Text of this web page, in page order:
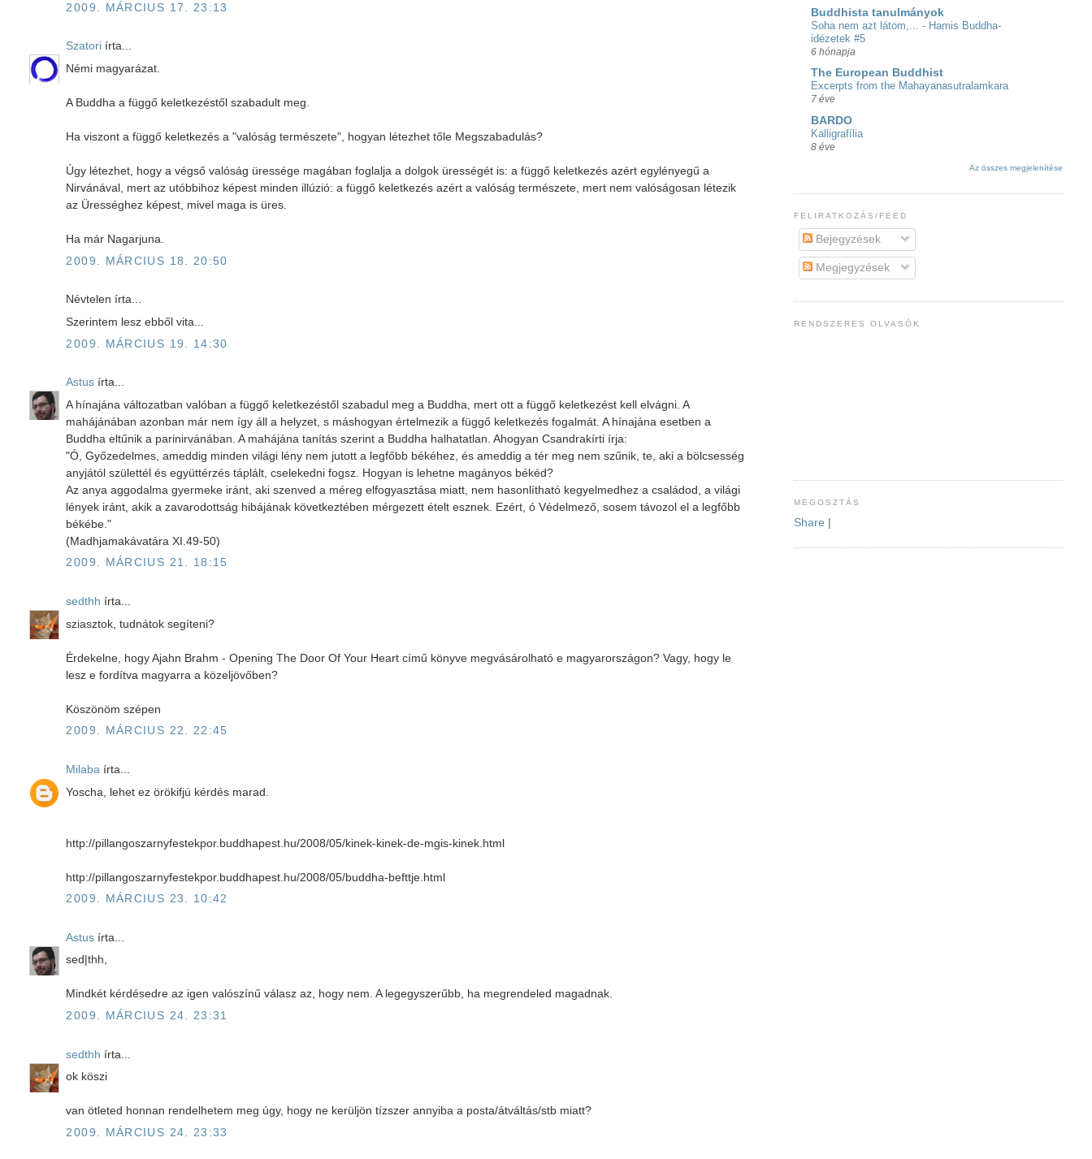
2009. MÁRCIUS 17. 23:13
Szatori írta...
Némi magyarázat.
A Buddha a függő keletkezéstől szabadult meg.
Ha viszont a függő keletkezés a "valóság természete", hogyan létezhet tőle Megszabadulás?
Úgy létezhet, hogy a végső valóság üressége magában foglalja a dolgok ürességét is: a függő keletkezés azért egylényegű a
Nirvánával, mert az utóbbihoz képest minden illúzió: a függő keletkezés azért a valóság természete, mert nem valóságosan létezik
az Ürességhez képest, mivel maga is üres.
Ha már Nagarjuna.
2009. MÁRCIUS 18. 20:50
Névtelen írta...
Szerintem lesz ebből vita...
2009. MÁRCIUS 19. 14:30
Astus írta...
A hínajána változatban valóban a függő keletkezéstől szabadul meg a Buddha, mert ott a függő keletkezést kell elvágni. A
mahájánában azonban már nem így áll a helyzet, s máshogyan értelmezik a függő keletkezés fogalmát. A hínajána esetben a
Buddha eltűnik a parinirvánában. A mahájána tanítás szerint a Buddha halhatatlan. Ahogyan Csandrakírti írja:
"Ó, Győzedelmes, ameddig minden világi lény nem jutott a legfőbb békéhez, és ameddig a tér meg nem szűnik, te, aki a bölcsesség
anyjától születtél és együttérzés táplált, cselekedni fogsz. Hogyan is lehetne magányos békéd?
Az anya aggodalma gyermeke iránt, aki szenved a méreg elfogyasztása miatt, nem hasonlítható kegyelmedhez a családod, a világi
lények iránt, akik a zavarodottság hibájának következtében mérgezett ételt esznek. Ezért, ó Védelmező, sosem távozol el a legfőbb
békébe."
(Madhjamakávatára XI.49-50)
2009. MÁRCIUS 21. 18:15
sedthh írta...
sziasztok, tudnátok segíteni?
Érdekelne, hogy Ajahn Brahm - Opening The Door Of Your Heart című könyve megvásárolható e magyarországon? Vagy, hogy le
lesz e fordítva magyarra a közeljövőben?
Köszönöm szépen
2009. MÁRCIUS 22. 22:45
Milaba írta...
Yoscha, lehet ez örökifjú kérdés marad.
http://pillangoszarnyfestekpor.buddhapest.hu/2008/05/kinek-kinek-de-mgis-kinek.html
http://pillangoszarnyfestekpor.buddhapest.hu/2008/05/buddha-befttje.html
2009. MÁRCIUS 23. 10:42
Astus írta...
sed|thh,
Mindkét kérdésedre az igen valószínű válasz az, hogy nem. A legegyszerűbb, ha megrendeled magadnak.
2009. MÁRCIUS 24. 23:31
sedthh írta...
ok köszi
van ötleted honnan rendelhetem meg úgy, hogy ne kerüljön tízszer annyiba a posta/átváltás/stb miatt?
2009. MÁRCIUS 24. 23:33
Buddhista tanulmányok
Soha nem azt látom,... - Hamis Buddha-
idézetek #5
6 hónapja
The European Buddhist
Excerpts from the Mahayanasutralamkara
7 éve
BARDO
Kalligrafília
8 éve
Az összes megjelenítése
FELIRATKOZÁS/FEED
Bejegyzések
Megjegyzések
RENDSZERES OLVASÓK
MEGOSZTÁS
Share |